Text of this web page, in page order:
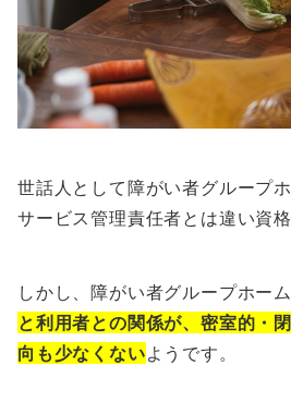
世話人として障がい者グループ
サービス管理責任者とは違い資
しかし、障がい者グループホー
と利用者との関係が、密室的・
向も少なくないようです。